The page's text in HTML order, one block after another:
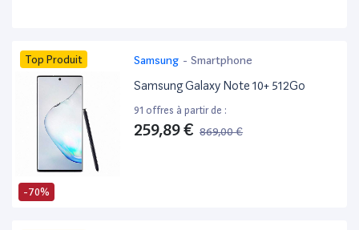
-70%
Top Produit Samsung - Smartphone
Samsung Galaxy Note 10+ 512Go
91 offres à partir de :
259,89 € 869,00 €